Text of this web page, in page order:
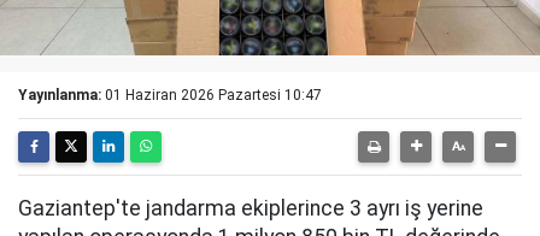
Yayınlanma: 01 Haziran 2026 Pazartesi 10:47
Gaziantep'te jandarma ekiplerince 3 ayrı iş yerine